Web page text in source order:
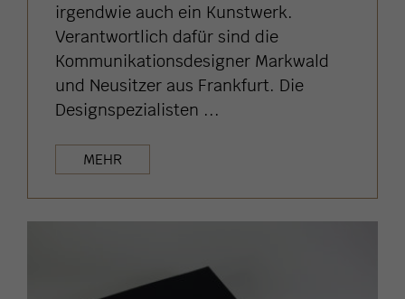
irgendwie auch ein Kunstwerk.
Verantwortlich dafür sind die
Kommunikationsdesigner Markwald
und Neusitzer aus Frankfurt. Die
Designspezialisten ...
MEHR